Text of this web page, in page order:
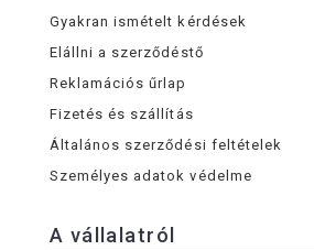
Gyakran ismételt kérdések
Elállni a szerződéstő
Reklamációs űrlap
Fizetés és szállítás
Általános szerződési feltételek
Személyes adatok védelme
A vállalatról